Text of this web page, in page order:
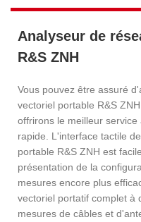
Analyseur de
R&S ZNH
Vous pouvez être assuré
vectoriel portable R&S
offrirons le meilleur
rapide. L'interface tactile
portable R&S ZNH est
présentation de la
mesures encore plus
vectoriel portatif complet à
mesures de câbles et